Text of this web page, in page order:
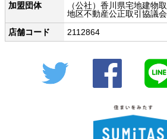
加盟団体
（公社）香川県宅地建物
地区不動産公正取引協議会
店舗コード
2112864
Twitter